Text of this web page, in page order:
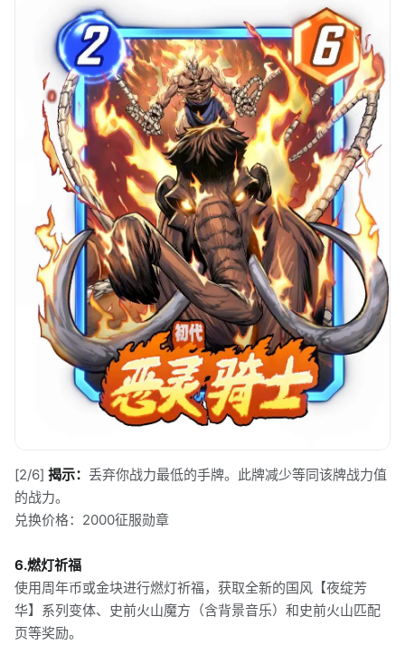
[2/6] 揭示： 丢弃你战力最低的手牌。此牌减少等同该牌战力值
的战力。
兑换价格：2000征服勋章
6.燃灯祈福
使用周年币或金块进行燃灯祈福，获取全新的国风【夜绽芳
华】系列变体、史前火山魔方（含背景音乐）和史前火山匹配
页等奖励。